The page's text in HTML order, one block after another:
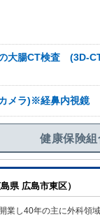
の大腸CT検査 (3D-
メラ)※経鼻内視鏡
健康保険
島県 広島市東区）
業し40年の主に外科領